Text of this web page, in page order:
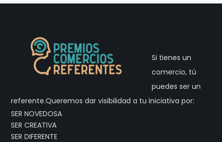
Si tienes un
comercio, tú
puedes ser un
referente.Queremos dar visibilidad a tu iniciativa por:
SER NOVEDOSA
SER CREATIVA
SER DIFERENTE